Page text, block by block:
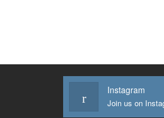
Instagram
Join us on